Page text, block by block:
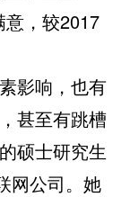
，较2017
影响，也有
甚至有跳槽
硕士研究生
网公司。她